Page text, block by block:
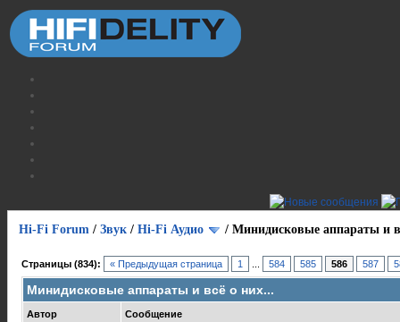
Hi-Fi Forum / Звук / Hi-Fi Аудио / Минидисковые аппараты и
Страницы (834): « Предыдущая страница 1 584 585 586 587
Минидисковые аппараты и всё о них...
Автор Сообщение